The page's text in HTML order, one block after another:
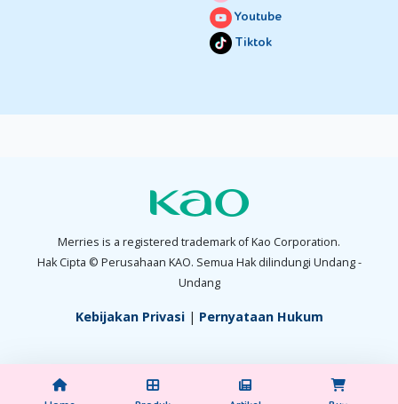
Youtube
Tiktok
Merries is a registered trademark of Kao Corporation.
Hak Cipta © Perusahaan KAO. Semua Hak dilindungi Undang -
Undang
Kebijakan Privasi| Pernyataan Hukum